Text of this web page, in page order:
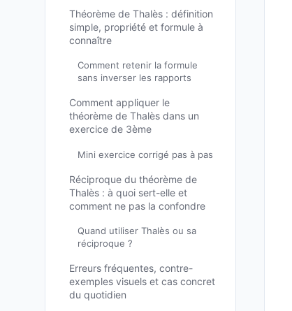
Théorème de Thalès : définition
simple, propriété et formule à
connaître
Comment retenir la formule
sans inverser les rapports
Comment appliquer le
théorème de Thalès dans un
exercice de 3ème
Mini exercice corrigé pas à pas
Réciproque du théorème de
Thalès : à quoi sert-elle et
comment ne pas la confondre
Quand utiliser Thalès ou sa
réciproque ?
Erreurs fréquentes, contre-
exemples visuels et cas concret
du quotidien